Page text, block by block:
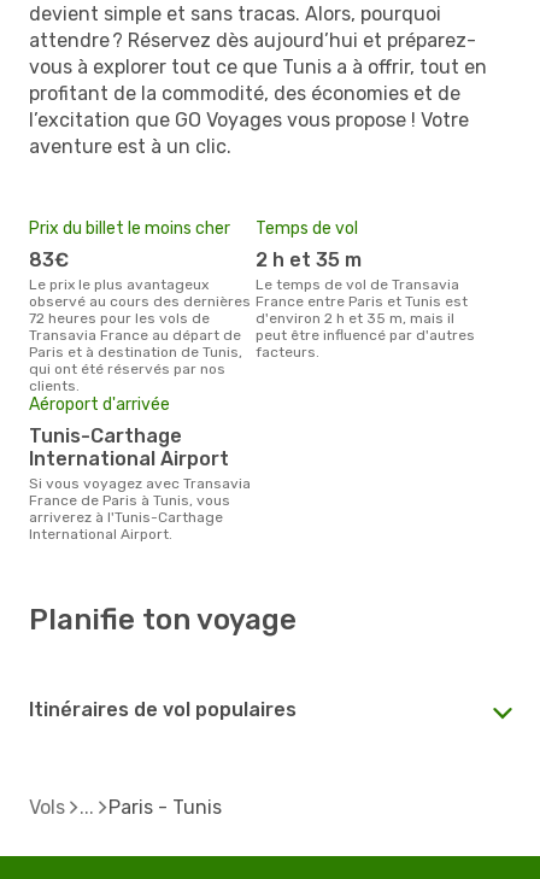
devient simple et sans tracas. Alors, pourquoi
attendre ? Réservez dès aujourd’hui et préparez-
vous à explorer tout ce que Tunis a à offrir, tout en
profitant de la commodité, des économies et de
l’excitation que GO Voyages vous propose ! Votre
aventure est à un clic.
Prix du billet le moins cher
83€
Le prix le plus avantageux
observé au cours des dernières
72 heures pour les vols de
Transavia France au départ de
Paris et à destination de Tunis,
qui ont été réservés par nos
clients.
Temps de vol
2 h et 35 m
Le temps de vol de Transavia
France entre Paris et Tunis est
d'environ 2 h et 35 m, mais il
peut être influencé par d'autres
facteurs.
Aéroport d'arrivée
Tunis-Carthage
International Airport
Si vous voyagez avec Transavia
France de Paris à Tunis, vous
arriverez à l'Tunis-Carthage
International Airport.
Planifie ton voyage
Itinéraires de vol populaires
Vols Paris - Tunis